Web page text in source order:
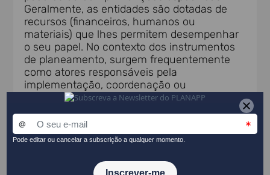
Geralmente, as entidades são dotadas de
recursos (financeiros, humanos ou
materiais) que lhes permitem desempenhar
o seu papel. No contexto dos instrumentos
de planeamento, surgem frequentemente
como atores responsáveis pela
implementação, coordenação ou
fiscalização de medidas e políticas públicas,
ou pela prestação de serviços de interesse
coletivo.
Para uma perspetiva complementar, ver o
Glossário de Prospetiva